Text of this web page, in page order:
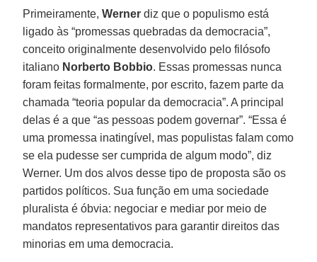
Primeiramente,Werner diz que o populismo está
ligado às “promessas quebradas da democracia”,
conceito originalmente desenvolvido pelo filósofo
italiano Norberto Bobbio. Essas promessas nunca
foram feitas formalmente, por escrito, fazem parte da
chamada “teoria popular da democracia”. A principal
delas é a que “as pessoas podem governar”. “Essa é
uma promessa inatingível, mas populistas falam como
se ela pudesse ser cumprida de algum modo”, diz
Werner. Um dos alvos desse tipo de proposta são os
partidos políticos. Sua função em uma sociedade
pluralista é óbvia: negociar e mediar por meio de
mandatos representativos para garantir direitos das
minorias em uma democracia.